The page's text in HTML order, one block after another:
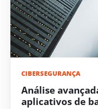
CIBERSEGURANÇA
Análise
aplicativos de